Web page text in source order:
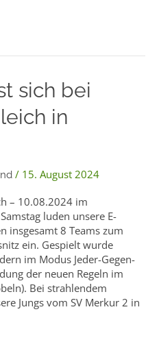
sich bei
in
/ 15. August 2024
– 10.08.2024 im
luden unsere E-
insgesamt 8 Teams zum
ein. Gespielt wurde
im Modus Jeder-Gegen-
der neuen Regeln im
Bei strahlendem
Jungs vom SV Merkur 2 in